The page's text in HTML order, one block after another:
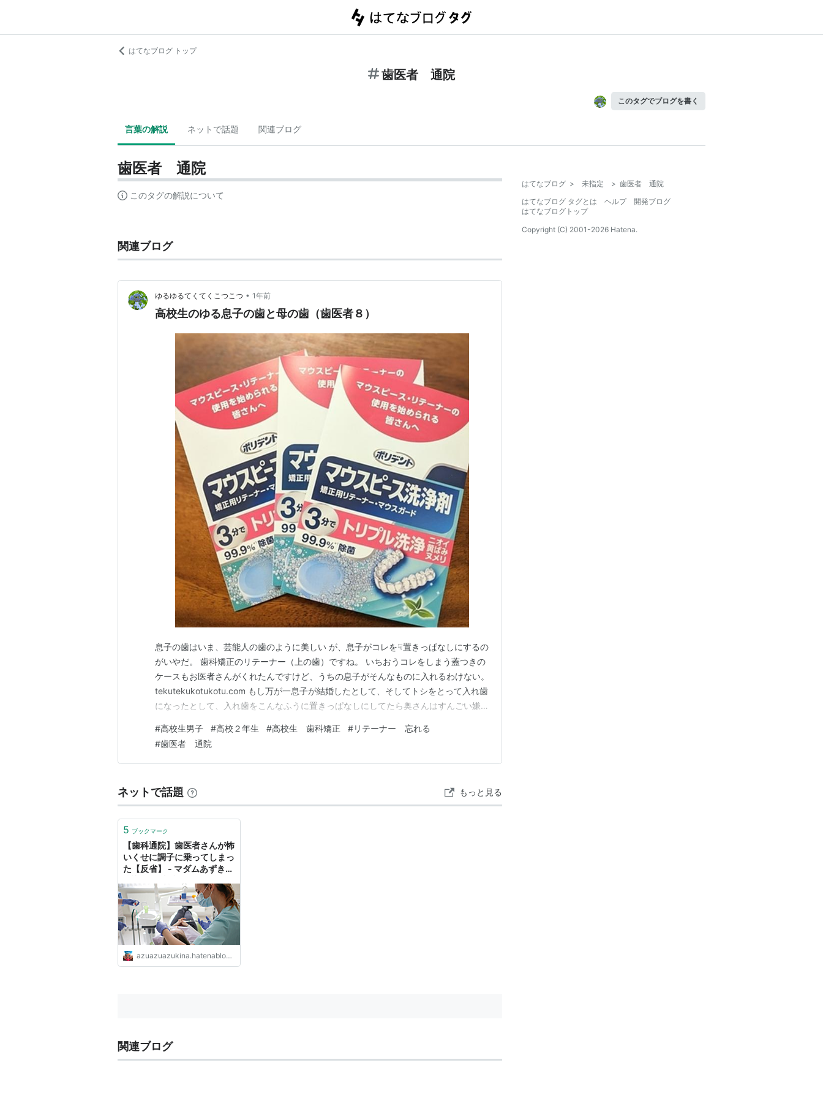
はてなブログ トップ
歯医者 通院
このタグでブログを書く
言葉の解説 ネットで話題 関連ブログ
歯医者 通院
このタグの解説について
関連ブログ
ゆるゆるてくてくこつこつ • 1年前
高校生のゆる息子の歯と母の歯（歯医者８）
息子の歯はいま、芸能人の歯のように美しい が、息子がコレを☟置きっぱなしにするの
がいやだ。 歯科矯正のリテーナー（上の歯）ですね。 いちおうコレをしまう蓋つきの
ケースもお医者さんがくれたんですけど、うちの息子がそんなものに入れるわけない。
tekutekukotukotu.com もし万が一息子が結婚したとして、そしてトシをとって入れ歯
になったとして、入れ歯をこんなふうに置きっぱなしにしてたら奥さんはすんごい嫌だ
として掴んでみて、はじめて気が付きます。 うあ～ぁ！！（なんか嫌だ！）そのうち
握りつぶしてしまいそう。（…
#高校生男子 #高校２年生 #高校生 歯科矯正 #リテーナー 忘れる
#歯医者 通院
ネットで話題 もっと見る
5 ブックマーク
【歯科通院】歯医者さんが怖
いくせに調子に乗ってしまっ
た【反省】 - マダムあずきの
azuazuazukina.hatenablog.com
関連ブログ
はてなブログ > 未指定 > 歯医者 通院
はてなブログ タグとは
ヘルプ
開発ブログ
はてなブログトップ
Copyright (C) 2001-2026 Hatena.